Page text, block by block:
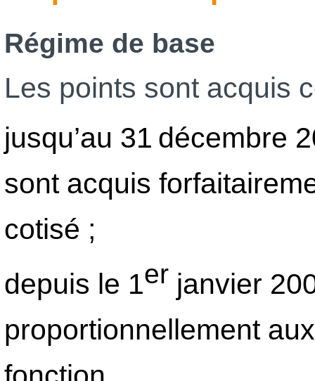
Régime de base
Les points sont acquis
jusqu’au 31 décembre
sont acquis
cotisé ;
depuis le 1er janvier
proportionnellement